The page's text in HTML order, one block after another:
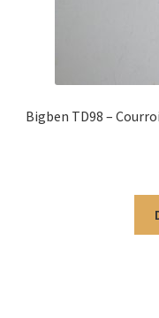
Bigben TD98 –